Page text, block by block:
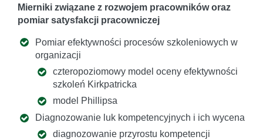
Mierniki związane z rozwojem pracowników oraz
pomiar satysfakcji pracowniczej
Pomiar efektywności procesów szkoleniowych w
organizacji
czteropoziomowy model oceny efektywności
szkoleń Kirkpatricka
model Phillipsa
Diagnozowanie luk kompetencyjnych i ich wycena
diagnozowanie przyrostu kompetencji